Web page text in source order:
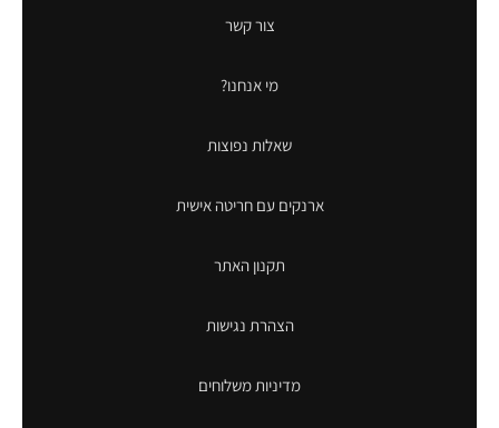
צור קשר
מי אנחנו?
שאלות נפוצות
ארנקים עם חריטה אישית
תקנון האתר
הצהרת נגישות
מדיניות משלוחים